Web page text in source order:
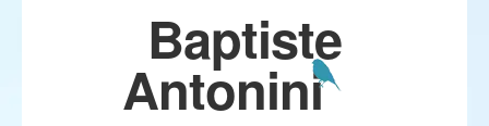
Baptiste
Antonini